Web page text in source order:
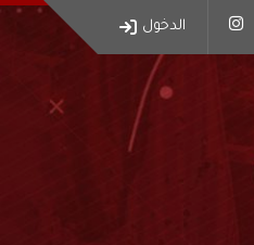
الدخول